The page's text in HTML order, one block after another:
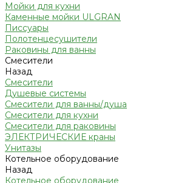
Мойки для кухни
Каменные мойки ULGRAN
Писсуары
Полотенцесушители
Раковины для ванны
Смесители
Назад
Смесители
Душевые системы
Смесители для ванны/душа
Смесители для кухни
Смесители для раковины
ЭЛЕКТРИЧЕСКИЕ краны
Унитазы
Котельное оборудование
Назад
Котельное оборудование